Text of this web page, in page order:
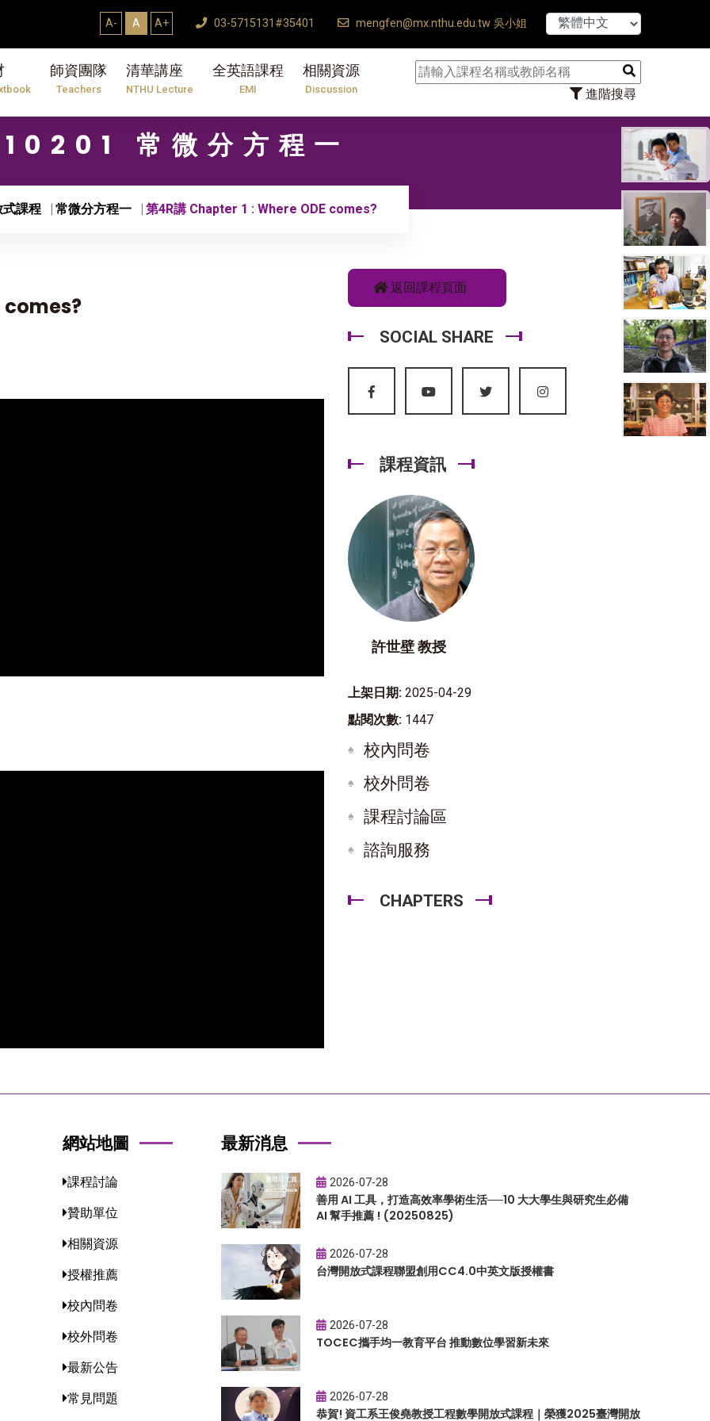
A- A A+ 03-5715131#35401 mengfen@mx.nthu.edu.tw 吳小姐
師資團隊
Teachers
清華講座
NTHU Lecture
全英語課程
EMI
相關資源
Discussion 進階搜尋
【7/31】
10201 常微分方程一
式課程 常微分方程一 第4R講 Chapter 1 : Where ODE comes?
comes?
返回課程頁面
SOCIAL SHARE
課程資訊
許世壁 教授
上架日期: 2025-04-29
點閱次數: 1447
校內問卷
校外問卷
課程討論區
諮詢服務
CHAPTERS
網站地圖
課程討論
贊助單位
相關資源
授權推薦
校內問卷
校外問卷
最新公告
常見問題
最新消息
2026-07-28
善用 AI 工具，打造高效率學術生活──10 大大學生與研究生必備
AI 幫手推薦 ! (20250825)
2026-07-28
台灣開放式課程聯盟創用CC4.0中英文版授權書
2026-07-28
TOCEC攜手均一教育平台 推動數位學習新未來
2026-07-28
恭賀! 資工系王俊堯教授工程數學開放式課程｜榮獲2025臺灣開放